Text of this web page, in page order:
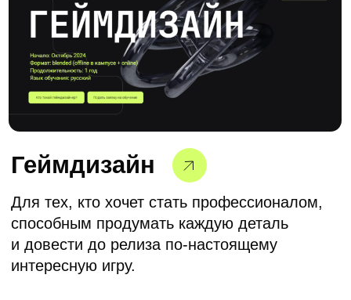
Куратор программы «Геймдизайн»,
основатель студии JoyBox
Сокуратор
куратор Магистратуры
«Современный
старший
Заполните поля корректно, чтобы мы
отправили вам детали по мероприятию.
23 июня 2024
Москва, ул. Нижняя Сыромятническая 10